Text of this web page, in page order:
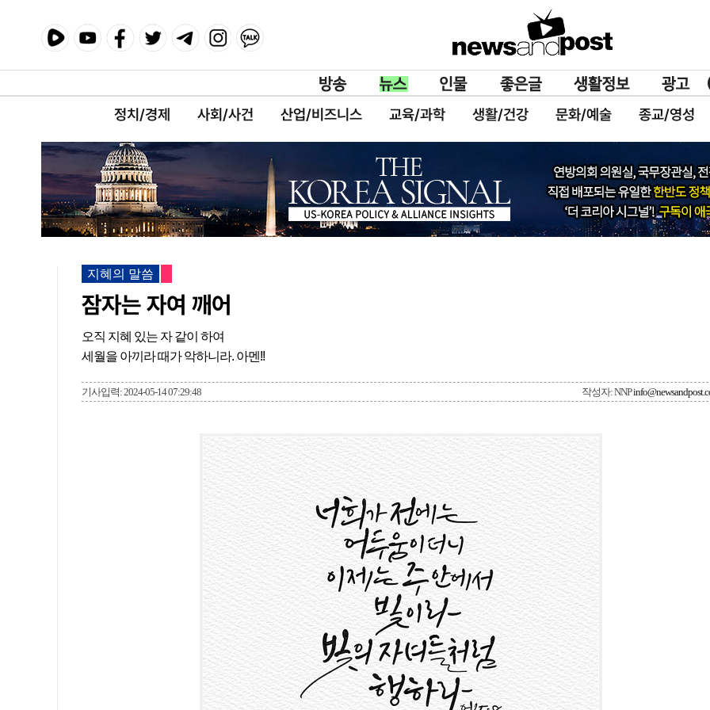
정치/경제 사회/사건 산업/비즈니스 교육/과학 생활/건강 문화/예술 종교/영성
지혜의 말씀
잠자는 자여 깨어
오직 지혜 있는 자 같이 하여
세월을 아끼라 때가 악하니라. 아멘!!
기사입력: 2024-05-14 07:29:48 작성자: NNP